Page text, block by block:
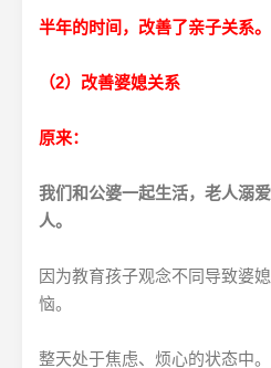
半年的时间，改善了亲子关系。
（2） 改善婆媳关系
原来：
我们和公婆一起生活，老人溺
人。
因为教育孩子观念不同导致婆
恼。
整天处于焦虑、烦心的状态中。